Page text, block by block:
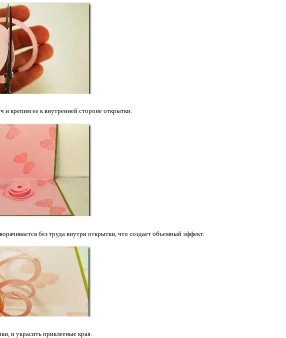
крепим ее к внутренней стороне открытки.
без труда внутри открытки, что создает объемный эффект.
и украсить приклееные края.